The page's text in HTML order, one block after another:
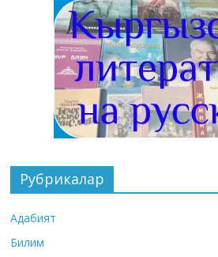
Рубрикалар
Адабият
Билим